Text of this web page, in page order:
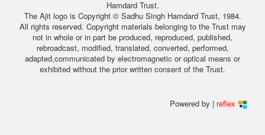
Hamdard Trust.
The Ajit logo is Copyright © Sadhu Singh Hamdard Trust, 1984.
All rights reserved. Copyright materials belonging to the Trust may
not in whole or in part be produced, reproduced, published,
rebroadcast, modified, translated, converted, performed,
adapted,communicated by electromagnetic or optical means or
exhibited without the prior written consent of the Trust.
Powered by | reflex